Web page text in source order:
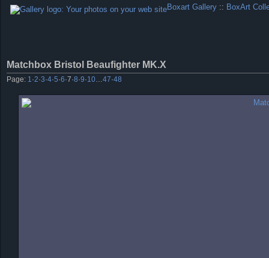
Boxart Gallery :: BoxArt
Matchbox Bristol Beaufighter MK.X
Page: 1 ·2·3·4·5·6·7·8·9·10 47·48